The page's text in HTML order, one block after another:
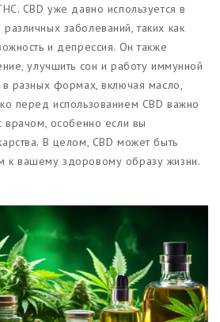
CBD уже давно используется в
заболеваний, таких как
и депрессия. Он также
улучшить сон и работу иммунной
в разных формах, включая масло,
перед использованием CBD важно
врачом, особенно если вы
В целом, CBD может быть
к вашему здоровому образу жизни.